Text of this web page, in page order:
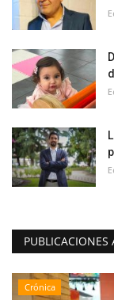
PUBLICACIONES
Crónica